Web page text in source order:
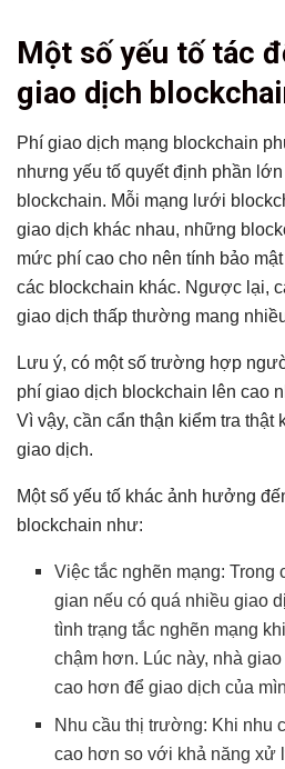
Một số yếu tố tác
giao dịch
Phí giao dịch mạng blockchain
nhưng yếu tố quyết định phần
blockchain. Mỗi mạng lưới
giao dịch khác nhau, những
mức phí cao cho nên tính bảo
các blockchain khác. Ngược lại,
giao dịch thấp thường mang
Lưu ý, có một số trường hợp
phí giao dịch blockchain lên cao
Vì vậy, cần cẩn thận kiểm tra thật
giao dịch.
Một số yếu tố khác ảnh hưởng
blockchain như:
Việc tắc nghẽn mạng: Trong
gian nếu có quá nhiều giao
tình trạng tắc nghẽn mạng
chậm hơn. Lúc này, nhà
cao hơn để giao dịch của
Nhu cầu thị trường: Khi nhu
cao hơn so với khả năng xử